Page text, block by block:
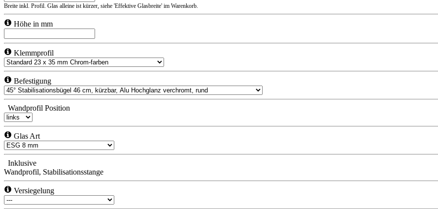
Breite inkl. Profil. Glas alleine ist kürzer, siehe 'Effektive Glasbreite' im Warenkorb.
Höhe in mm
Klemmprofil
Befestigung
Wandprofil Position
Glas Art
Inklusive
Wandprofil, Stabilisationsstange
Versiegelung